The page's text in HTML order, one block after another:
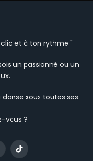
et à ton rythme "
un passionné ou un
sous toutes ses
vous ?
TikTok